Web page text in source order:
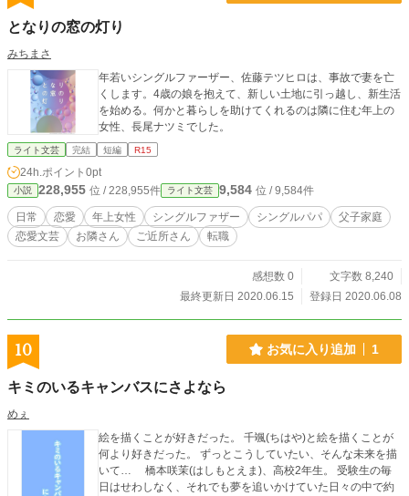
となりの窓の灯り
みちまさ
年若いシングルファーザー、佐藤テツヒロは、事故で妻を亡
くします。4歳の娘を抱えて、新しい土地に引っ越し、新生活
を始める。何かと暮らしを助けてくれるのは隣に住む年上の
女性、長尾ナツミでした。
ライト文芸 完結 短編 R15
24h.ポイント 0pt
小説 228,955 位 / 228,955件 ライト文芸 9,584 位 / 9,584件
日常 恋愛 年上女性 シングルファザー シングルパパ
父子家庭
恋愛文芸
お隣さん ご近所さん 転職
感想数 0
文字数 8,240
最終更新日 2020.06.15
登録日 2020.06.08
10 お気に入り追加 1
キミのいるキャンバスにさよなら
めぇ
絵を描くことが好きだった。 千颯(ちはや)と絵を描くことが
何より好きだった。 ずっとこうしていたい、そんな未来を描
いて… 橋本咲茉(はしもとえま)、高校2年生。 受験生の毎
日はせわしなく、それでも夢を追いかけていた日々の中で約